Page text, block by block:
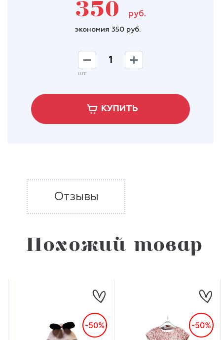
350 руб.
экономия 350 руб.
шт
КУПИТЬ
Отзывы
Похожий товар
-50% -50%